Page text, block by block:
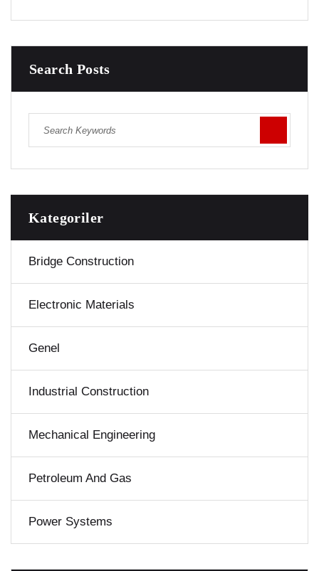
Search Posts
Kategoriler
Bridge Construction
Electronic Materials
Genel
Industrial Construction
Mechanical Engineering
Petroleum And Gas
Power Systems